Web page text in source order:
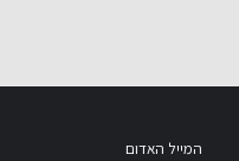
המייל האדום